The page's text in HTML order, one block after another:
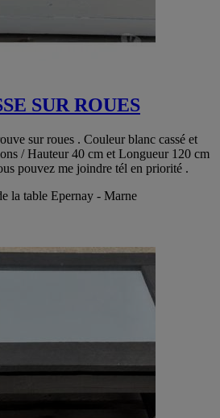
SUR ROUES
sur roues . Couleur blanc cassé et
/ Hauteur 40 cm et Longueur 120 cm
pouvez me joindre tél en priorité .
la table Epernay - Marne